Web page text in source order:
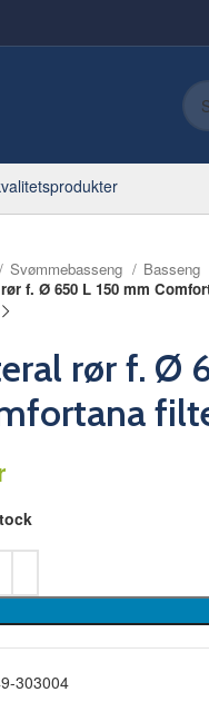
Svømmebasseng Basseng
f. Ø 650 L 150 mm
rør f. Ø
303004